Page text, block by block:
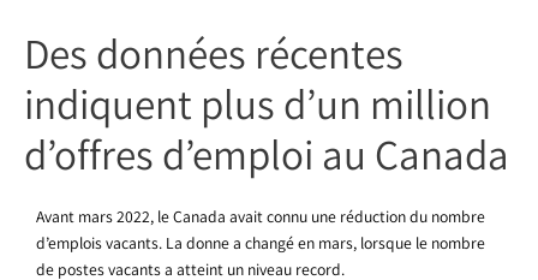
Des données récentes
indiquent plus d’un million
d’offres d’emploi au Canada
Avant mars 2022, le Canada avait connu une réduction du nombre
d’emplois vacants. La donne a changé en mars, lorsque le nombre
de postes vacants a atteint un niveau record.